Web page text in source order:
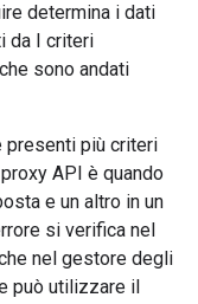
determina i dati
da I criteri
sono andati
presenti più criteri
API è quando
e un altro in un
si verifica nel
nel gestore degli
può utilizzare il